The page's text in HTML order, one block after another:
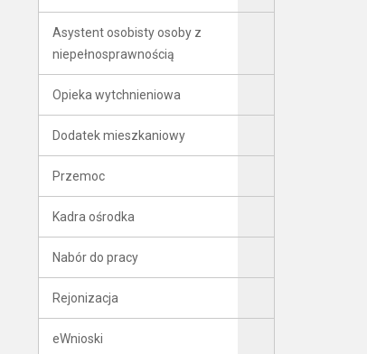
Asystent osobisty osoby z
niepełnosprawnością
Opieka wytchnieniowa
Dodatek mieszkaniowy
Przemoc
Kadra ośrodka
Nabór do pracy
Rejonizacja
eWnioski